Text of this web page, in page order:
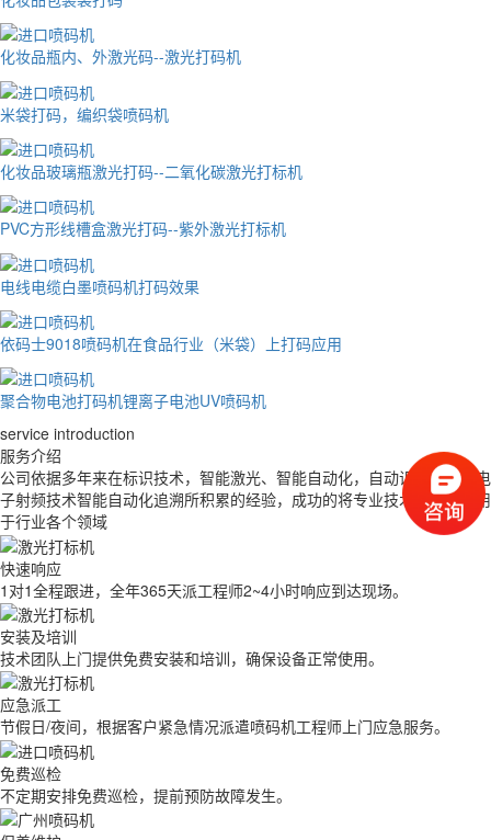
化妆品瓶内、外激光码--激光打码机
米袋打码，编织袋喷码机
化妆品玻璃瓶激光打码--二氧化碳激光打标机
PVC方形线槽盒激光打码--紫外激光打标机
电线电缆白墨喷码机打码效果
依码士9018喷码机在食品行业（米袋）上打码应用
聚合物电池打码机锂离子电池UV喷码机
service introduction
服务介绍
公司依据多年来在标识技术，智能激光、智能自动化，自动识别技术，电
子射频技术智能自动化追溯所积累的经验，成功的将专业技术与产品应用
于行业各个领域
快速响应
1对1全程跟进，全年365天派工程师2~4小时响应到达现场。
安装及培训
技术团队上门提供免费安装和培训，确保设备正常使用。
应急派工
节假日/夜间，根据客户紧急情况派遣喷码机工程师上门应急服务。
免费巡检
不定期安排免费巡检，提前预防故障发生。